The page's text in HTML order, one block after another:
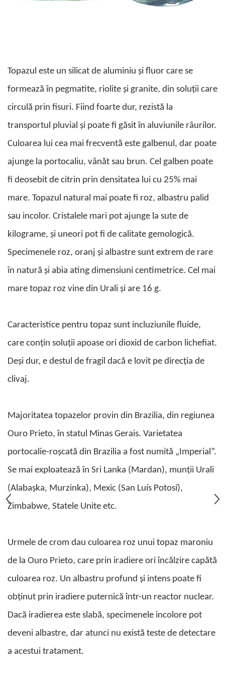
Iolit
Jad
Kunzit
Kyanit
Labradorit
Larimar
Onix
Opal
Peridot
Perle
Piatra Lunii
Rubin
Safir
Scoica
Sidef
Topaz
Turcoaz
Turmalina
Zirconiu
Perle
Piatra Lunii
Piatra Soarelui
Pirita
Prehnit
Safir
Spinel
Tanzanit
Topaz
Turcoaz
Turmalina
Topazul este un silicat de aluminiu și fluor care se
formează în pegmatite, riolite și granite, din soluții care
circulă prin fisuri. Fiind foarte dur, rezistă la
transportul pluvial și poate fi găsit în aluviunile râurilor.
Culoarea lui cea mai frecventă este galbenul, dar poate
ajunge la portocaliu, vânăt sau brun. Cel galben poate
fi deosebit de citrin prin densitatea lui cu 25% mai
mare. Topazul natural mai poate fi roz, albastru palid
sau incolor. Cristalele mari pot ajunge la sute de
kilograme, și uneori pot fi de calitate gemologică.
Specimenele roz, oranj și albastre sunt extrem de rare
în natură și abia ating dimensiuni centimetrice. Cel mai
mare topaz roz vine din Urali și are 16 g.
Caracteristice pentru topaz sunt incluziunile fluide,
care conțin soluții apoase ori dioxid de carbon lichefiat.
Deși dur, e destul de fragil dacă e lovit pe direcția de
clivaj.
Majoritatea topazelor provin din Brazilia, din regiunea
Ouro Prieto, în statul Minas Gerais. Varietatea
portocalie-roșcată din Brazilia a fost numită „Imperial”.
Se mai exploatează în Sri Lanka (Mardan), munții Urali
(Alabașka, Murzinka), Mexic (San Luís Potosí),
Zimbabwe, Statele Unite etc.
Urmele de crom dau culoarea roz unui topaz maroniu
de la Ouro Prieto, care prin iradiere ori încălzire capătă
culoarea roz. Un albastru profund și intens poate fi
obținut prin iradiere puternică într-un reactor nuclear.
Dacă iradierea este slabă, specimenele incolore pot
deveni albastre, dar atunci nu există teste de detectare
a acestui tratament.